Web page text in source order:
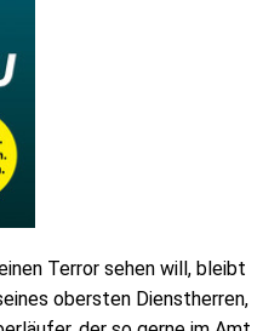
Terror sehen will, bleibt
obersten Dienstherren,